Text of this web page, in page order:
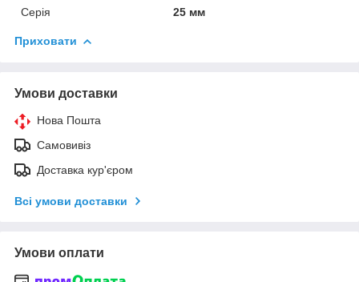
Серія
25 мм
Приховати
Умови доставки
Нова Пошта
Самовивіз
Доставка кур'єром
Всі умови доставки
Умови оплати